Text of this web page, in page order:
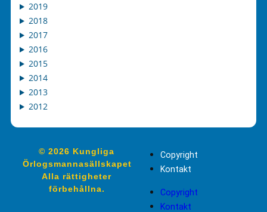
2019
2018
2017
2016
2015
2014
2013
2012
© 2026 Kungliga
Örlogsmannasällskapet
Alla rättigheter
förbehållna.
Copyright
Kontakt
Copyright
Kontakt